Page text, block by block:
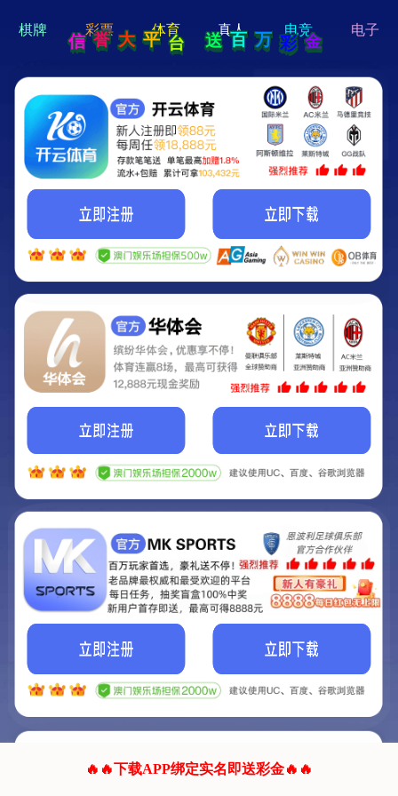
hi 💗
Hey Guys!
我们即将上线啦...
我们的网站正在建设.
它将是非常棒的网站.
联系我们!